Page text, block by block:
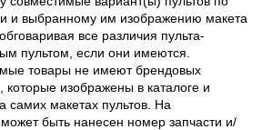
и выбранному им изображению макета
все различия пульта-
пультом, если они имеются.
товары не имеют брендовых
которые изображены в каталоге и
самих макетах пультов. На
быть нанесен номер запчасти и/